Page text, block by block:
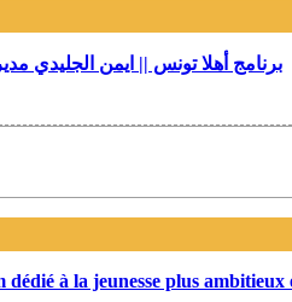
برنامج أهلا تونس || ايمن الجليدي
à la jeunesse plus ambitieux